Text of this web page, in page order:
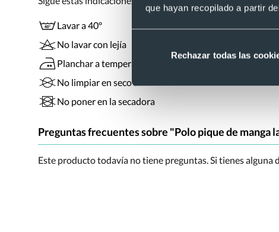
que hayan recopilado a partir
Rechazar todas las
Lavar a 40º
No lavar con lejía
Planchar a temperatura media
No limpiar en seco
No poner en la secadora
Preguntas frecuentes sobre "Polo pique de manga
Este producto todavía no tiene preguntas. Si tienes